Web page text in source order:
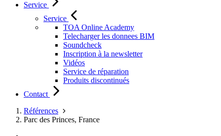
Service
Service
TOA Online Academy
Telecharger les donnees BIM
Soundcheck
Inscription à la newsletter
Vidéos
Service de réparation
Produits discontinués
Contact
Références
Parc des Princes, France